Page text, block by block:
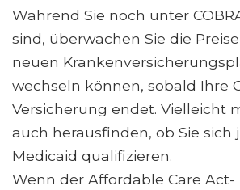
Während Sie noch unter
sind, überwachen Sie die
neuen
wechseln können, sobald Ihre
Versicherung endet. Vielleicht
auch herausfinden, ob Sie sich
Medicaid qualifizieren.
Wenn der Affordable Care Act-